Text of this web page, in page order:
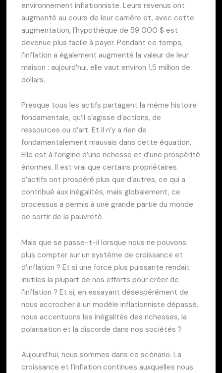
environnement inflationniste. Leurs revenus ont
augmenté au cours de leur carrière et, avec cette
augmentation, l’hypothèque de 59 000 $ est
devenue plus facile à payer. Pendant ce temps,
l’inflation a également augmenté la valeur de leur
maison : aujourd’hui, elle vaut environ 1,5 million de
dollars.
Presque tous les actifs partagent la même histoire
fondamentale, qu’il s’agisse d’actions, de
ressources ou d’art. Et il n’y a rien de
fondamentalement mauvais dans cette équation.
Elle est à l’origine d’une richesse et d’une prospérité
énormes. Il est vrai que certains propriétaires
d’actifs ont prospéré plus que d’autres, ce qui a
contribué aux inégalités, mais globalement, ce
processus a permis à une grande partie du monde
de sortir de la pauvreté.
Mais que se passe-t-il lorsque nous ne pouvons
plus compter sur un système de croissance et
d’inflation ? Et si une force plus puissante rendait
inutiles la plupart de nos efforts pour créer de
l’inflation ? Et si, en essayant désespérément de
nous accrocher à un modèle inflationniste dépassé,
nous accentuons les inégalités des richesses, la
polarisation et la discorde dans nos sociétés ?
Aujourd’hui, nous sommes dans ce scénario. La
croissance et l’inflation continues auxquelles nous